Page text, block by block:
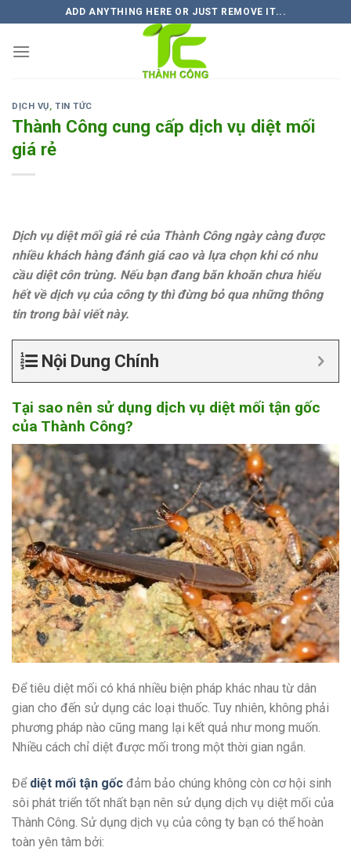
to
content
ADD ANYTHING HERE OR JUST REMOVE IT...
DỊCH VỤ,TIN TỨC
Thành Công cung cấp dịch vụ diệt mối
giá rẻ
Dịch vụ diệt mối giá rẻ của Thành Công ngày càng được
nhiều khách hàng đánh giá cao và lựa chọn khi có nhu
cầu diệt côn trùng. Nếu bạn đang băn khoăn chưa hiểu
hết về dịch vụ của công ty thì đừng bỏ qua những thông
tin trong bài viết này.
Nội Dung Chính
Tại sao nên sử dụng dịch vụ diệt mối tận gốc
của Thành Công?
Để tiêu diệt mối có khá nhiều biện pháp khác nhau từ dân
gian cho đến sử dụng các loại thuốc. Tuy nhiên, không phải
phương pháp nào cũng mang lại kết quả như mong muốn.
Nhiều cách chỉ diệt được mối trong một thời gian ngắn.
Để diệt mối tận gốc đảm bảo chúng không còn cơ hội sinh
sôi phát triển tốt nhất bạn nên sử dụng dịch vụ diệt mối của
Thành Công. Sử dụng dịch vụ của công ty bạn có thể hoàn
toàn yên tâm bởi: